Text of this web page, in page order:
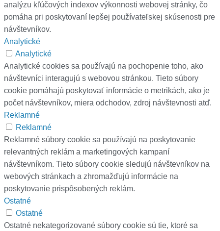
analýzu kľúčových indexov výkonnosti webovej stránky, čo
pomáha pri poskytovaní lepšej používateľskej skúsenosti pre
návštevníkov.
Analytické
Analytické
Analytické cookies sa používajú na pochopenie toho, ako
návštevníci interagujú s webovou stránkou. Tieto súbory
cookie pomáhajú poskytovať informácie o metrikách, ako je
počet návštevníkov, miera odchodov, zdroj návštevnosti atď.
Reklamné
Reklamné
Reklamné súbory cookie sa používajú na poskytovanie
relevantných reklám a marketingových kampaní
návštevníkom. Tieto súbory cookie sledujú návštevníkov na
webových stránkach a zhromažďujú informácie na
poskytovanie prispôsobených reklám.
Ostatné
Ostatné
Ostatné nekategorizované súbory cookie sú tie, ktoré sa